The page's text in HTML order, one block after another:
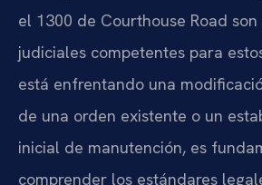
el 1300 de Courthouse Road
judiciales competentes para
está enfrentando una
de una orden existente o un
inicial de manutención, es
comprender los estándares